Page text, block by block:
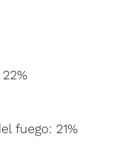
fuego: 21%